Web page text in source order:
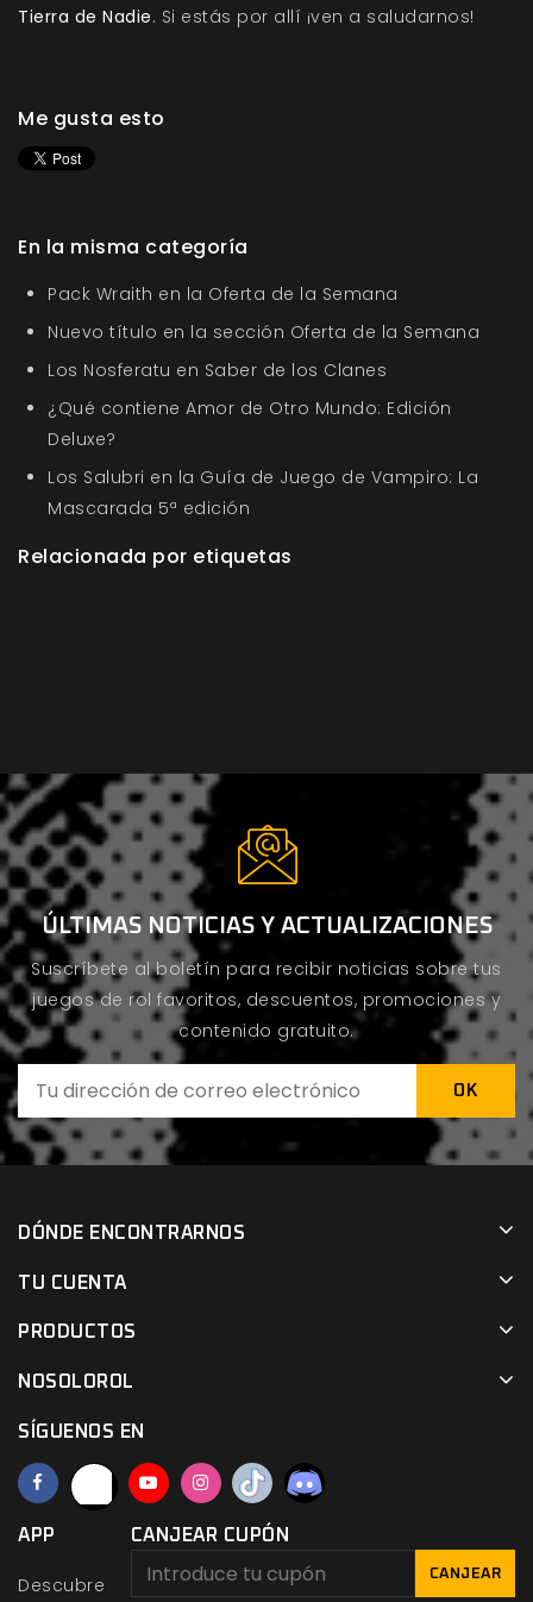
Tierra de Nadie. Si estás por allí ¡ven a saludarnos!
Me gusta esto
En la misma categoría
Pack Wraith en la Oferta de la Semana
Nuevo título en la sección Oferta de la Semana
Los Nosferatu en Saber de los Clanes
¿Qué contiene Amor de Otro Mundo: Edición
Deluxe?
Los Salubri en la Guía de Juego de Vampiro: La
Mascarada 5ª edición
Relacionada por etiquetas
ÚLTIMAS NOTICIAS Y ACTUALIZACIONES
Suscríbete al boletín para recibir noticias sobre tus
juegos de rol favoritos, descuentos, promociones y
contenido gratuito.
DÓNDE ENCONTRARNOS
TU CUENTA
PRODUCTOS
NOSOLOROL
SÍGUENOS EN
APP
Descubre
CANJEAR CUPÓN
CANJEAR